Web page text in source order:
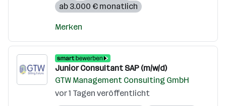
ab 3.000 € monatlich
Merken
Junior Consultant SAP (m/w/d)
GTW Management Consulting GmbH
vor 1 Tagen veröffentlicht